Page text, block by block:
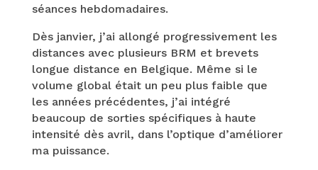
séances hebdomadaires.
Dès janvier, j’ai allongé progressivement les
distances avec plusieurs BRM et brevets
longue distance en Belgique. Même si le
volume global était un peu plus faible que
les années précédentes, j’ai intégré
beaucoup de sorties spécifiques à haute
intensité dès avril, dans l’optique d’améliorer
ma puissance.